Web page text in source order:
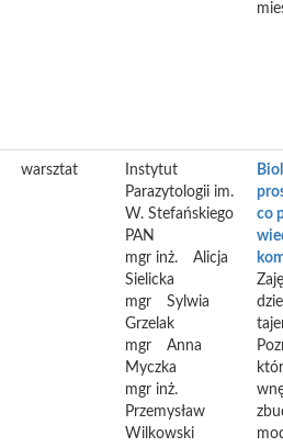
warsztat
Instytut
Parazytologii im.
W. Stefańskiego
PAN
mgr inż.
Alicja
Sielicka
mgr
Sylwia
Grzelak
mgr
Anna
Myczka
mgr inż.
Przemysław
Wilkowski
co